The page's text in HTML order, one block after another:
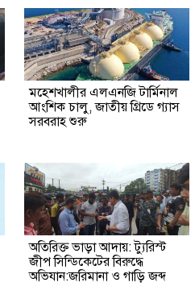
মহেশখালীর এলএনজি টার্মিনাল
আংশিক চালু, জাতীয় গ্রিডে গ্যাস
সরবরাহ শুরু
অতিরিক্ত ভাড়া আদায়: ট্যুরিস্ট
জীপ সিন্ডিকেটের বিরুদ্ধে
অভিযান:জরিমানা ও গাড়ি জব্দ